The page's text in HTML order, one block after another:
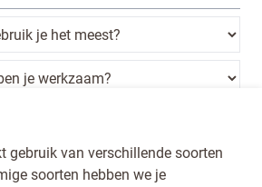
professional
ga je akkoord metonze voorwaarden.
gebruik van verschillende soorten
soorten hebben we je